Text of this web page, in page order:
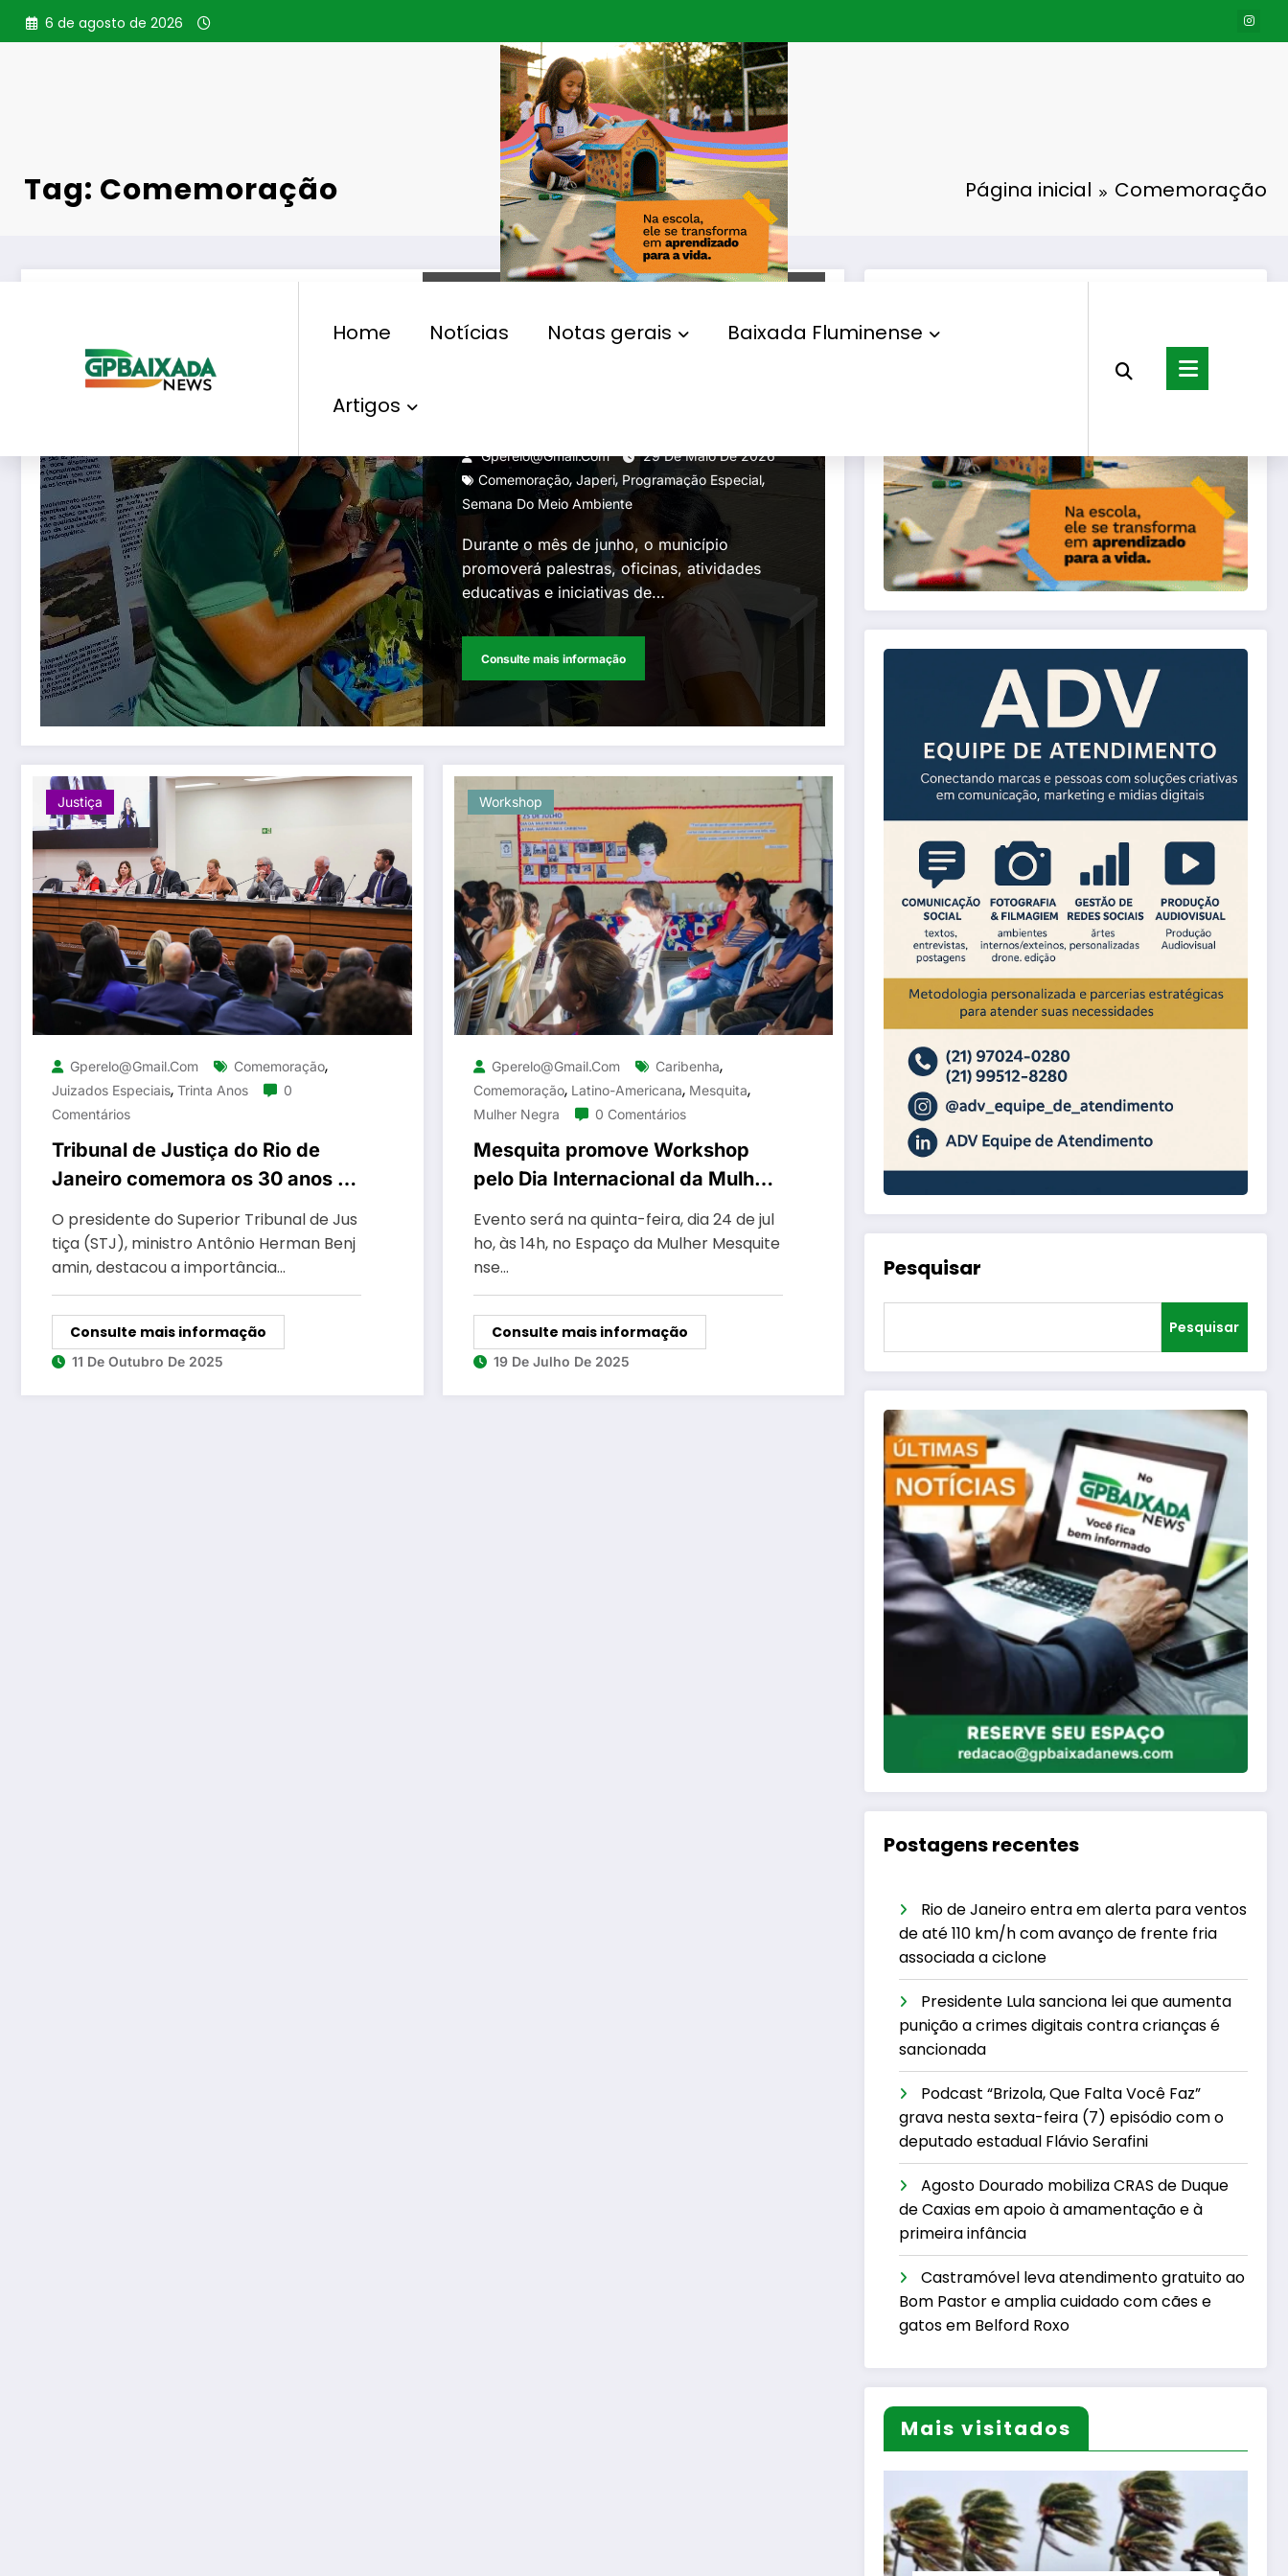
Pular
para
6 de agosto de 2026
Home Notícias Notas gerais Baixada Fluminense
Artigos
Tag: Comemoração Página inicial Comemoração
Japeri promove
Ambiente
Gperelo@gmail.com
29 De Maio De 2026
Comemoração,Japeri, Programação Especial,
Semana Do Meio Ambiente
Durante o mês de junho, o município
promoverá palestras, oficinas, atividades
educativas e iniciativas de…
Consulte mais informação
Justiça
Gperelo@gmail.com Comemoração,
Juizados Especiais, Trinta Anos
0
Comentários
Tribunal de Justiça do Rio de
Janeiro comemora os 30 anos da
lei que criou os juizados
especiais
O presidente do Superior Tribunal de Jus
tiça (STJ), ministro Antônio Herman Benj
amin, destacou a importância…
Consulte mais informação
11 De Outubro De 2025
Workshop
Gperelo@gmail.com Caribenha,
Comemoração, Latino-Americana, Mesquita,
Mulher Negra 0 Comentários
Mesquita promove Workshop
pelo Dia Internacional da Mulher
Negra Latino-Americana e
Caribenha
Evento será na quinta-feira, dia 24 de jul
ho, às 14h, no Espaço da Mulher Mesquite
nse…
Consulte mais informação
19 De Julho De 2025
Pesquisar
Pesquisar
Postagens recentes
Rio de Janeiro entra em alerta para ventos
de até 110 km/h com avanço de frente fria
associada a ciclone
Presidente Lula sanciona lei que aumenta
punição a crimes digitais contra crianças é
sancionada
Podcast “Brizola, Que Falta Você Faz”
grava nesta sexta-feira (7) episódio com o
deputado estadual Flávio Serafini
Agosto Dourado mobiliza CRAS de Duque
de Caxias em apoio à amamentação e à
primeira infância
Castramóvel leva atendimento gratuito ao
Bom Pastor e amplia cuidado com cães e
gatos em Belford Roxo
Mais visitados